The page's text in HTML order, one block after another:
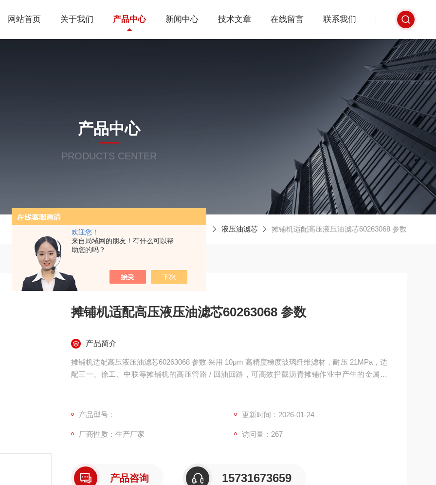
欢迎您！
来自局域网的朋友！有什么可以帮
助您的吗？
网站首页 关于我们 产品中心 新闻中心 技术文章 在线留言 联系我们
产品中心
PRODUCTS CENTER
液压油滤芯 摊铺机适配高压液压油滤芯60263068 参数
摊铺机适配高压液压油滤芯60263068 参数
产品简介
摊铺机适配高压液压油滤芯60263068 参数 采用 10μm 高精度梯度玻璃纤维滤材，耐压 21MPa，适
配三一、徐工、中联等摊铺机的高压管路 / 回油回路，可高效拦截沥青摊铺作业中产生的金属磨
产品型号：
更新时间：2026-01-24
厂商性质：生产厂家 访问量：267
产品咨询 15731673659